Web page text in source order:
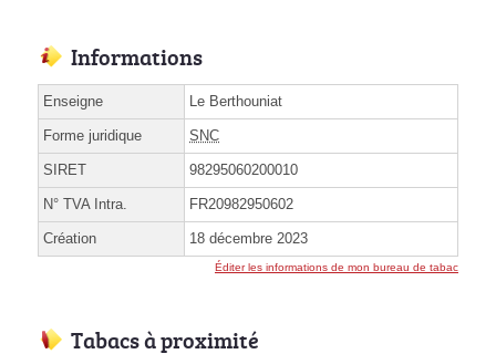
Informations
Enseigne Le Berthouniat
Forme juridique SNC
SIRET 98295060200010
N° TVA Intra. FR20982950602
Création 18 décembre 2023
Éditer les informations de mon bureau de tabac
Tabacs à proximité